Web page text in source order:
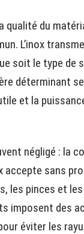
qualité du
L’inox
soit le type de
déterminant
et la
négligé : la
accepte sans
les pinces et
imposent des
éviter les